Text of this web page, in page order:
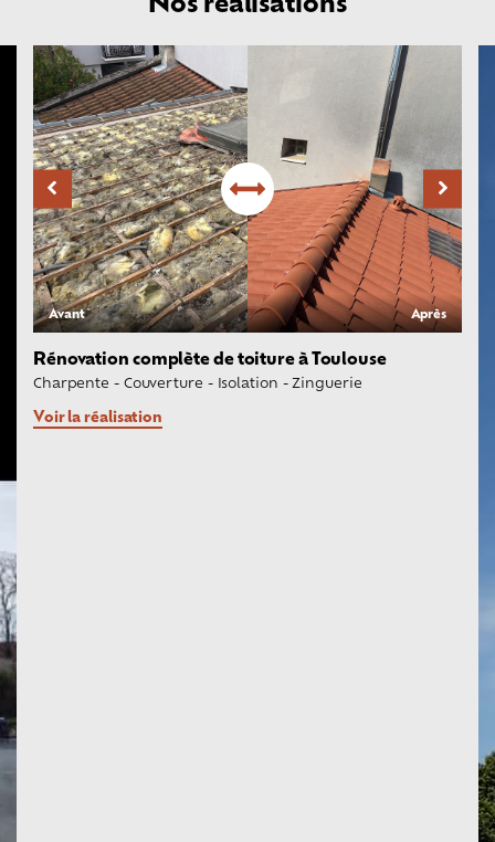
Avant Après
Rénovation complète de toiture à Toulouse
Charpente - Couverture - Isolation -Zinguerie
Voir la réalisation